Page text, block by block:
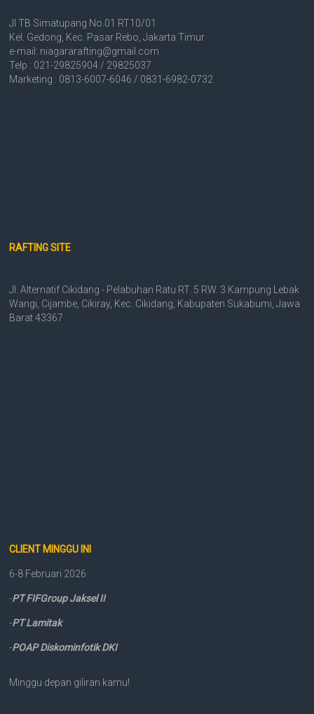
Jl TB Simatupang No.01 RT10/01
Kel. Gedong, Kec. Pasar Rebo, Jakarta Timur
e-mail: niagararafting@gmail.com
Telp : 021-29825904 / 29825037
Marketing : 0813-6007-6046 / 0831-6982-0732
RAFTING SITE
Jl. Alternatif Cikidang - Pelabuhan Ratu RT. 5 RW. 3 Kampung Lebak
Wangi, Cijambe, Cikiray, Kec. Cikidang, Kabupaten Sukabumi, Jawa
Barat 43367
CLIENT MINGGU INI
6-8 Februari 2026
-PT FIFGroup Jaksel II
-PT Lamitak
-POAP Diskominfotik DKI
Minggu depan giliran kamu!